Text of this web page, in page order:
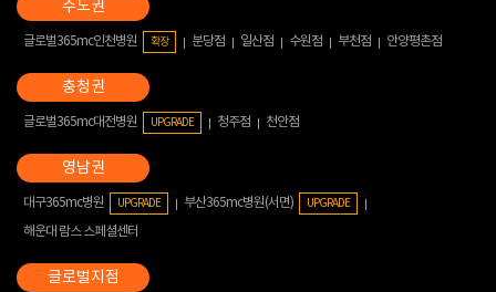
글로벌365mc인천병원 확장 분당점 일산점 수원점 부천점 안양평촌점
글로벌365mc대전병원 UPGRADE 청주점 천안점
대구365mc병원 UPGRADE 부산365mc병원(서면) UPGRADE
해운대 람스 스페셜센터